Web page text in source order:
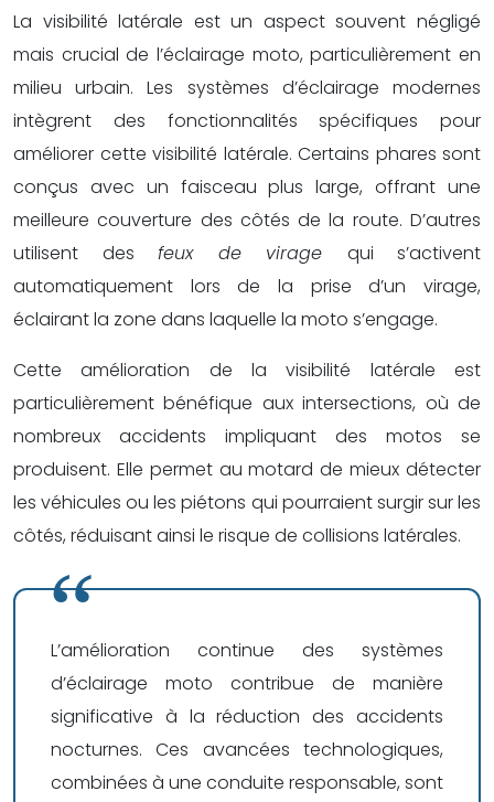
La visibilité latérale est un aspect souvent négligé
mais crucial de l’éclairage moto, particulièrement en
milieu urbain. Les systèmes d’éclairage modernes
intègrent des fonctionnalités spécifiques pour
améliorer cette visibilité latérale. Certains phares sont
conçus avec un faisceau plus large, offrant une
meilleure couverture des côtés de la route. D’autres
utilisent des feux de virage qui s’activent
automatiquement lors de la prise d’un virage,
éclairant la zone dans laquelle la moto s’engage.
Cette amélioration de la visibilité latérale est
particulièrement bénéfique aux intersections, où de
nombreux accidents impliquant des motos se
produisent. Elle permet au motard de mieux détecter
les véhicules ou les piétons qui pourraient surgir sur les
côtés, réduisant ainsi le risque de collisions latérales.
L’amélioration continue des systèmes
d’éclairage moto contribue de manière
significative à la réduction des accidents
nocturnes. Ces avancées technologiques,
combinées à une conduite responsable, sont